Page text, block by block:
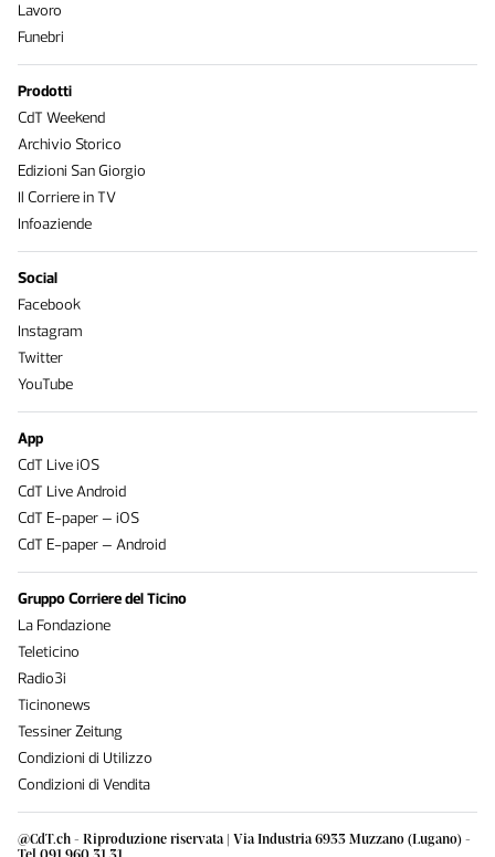
@CdT.ch - Riproduzione riservata | Via Industria 6933 Muzzano (Lugano) -
Tel 091 960 31 31
Lavoro
Funebri
Prodotti
CdT Weekend
Archivio Storico
Edizioni San Giorgio
Il Corriere in TV
Infoaziende
Social
Facebook
Instagram
Twitter
YouTube
App
CdT Live iOS
CdT Live Android
CdT E-paper – iOS
CdT E-paper – Android
Gruppo Corriere del Ticino
La Fondazione
Teleticino
Radio3i
Ticinonews
Tessiner Zeitung
Condizioni di Utilizzo
Condizioni di Vendita